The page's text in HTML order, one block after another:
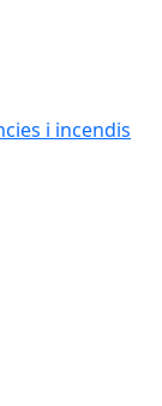
i incendis